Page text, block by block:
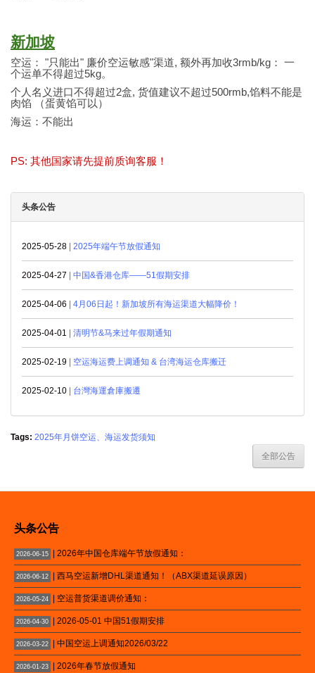
新加坡
空运： "只能出" 廉价空运敏感"渠道, 额外再加收3rmb/kg： 一
个运单不得超过5kg。
个人名义进口不得超过2盒, 货值建议不超过500rmb,馅料不能是
肉馅 （蛋黄馅可以）
海运：不能出
PS: 其他国家请先提前质询客服！
头条公告
2025-05-28 | 2025年端午节放假通知
2025-04-27 | 中国&香港仓库——51假期安排
2025-04-06 | 4月06日起！新加坡所有海运渠道大幅降价！
2025-04-01 | 清明节&马来过年假期通知
2025-02-19 | 空运海运费上调通知 & 台湾海运仓库搬迁
2025-02-10 | 台灣海運倉庫搬遷
Tags: 2025年月饼空运、海运发货须知
全部公告
头条公告
2026-06-15 | 2026年中国仓库端午节放假通知：
2026-06-12 | 西马空运新增DHL渠道通知！（ABX渠道延误原因）
2026-05-24 | 空运普货渠道调价通知：
2026-04-30 | 2026-05-01 中国51假期安排
2026-03-22 | 中国空运上调通知2026/03/22
2026-01-23 | 2026年春节放假通知